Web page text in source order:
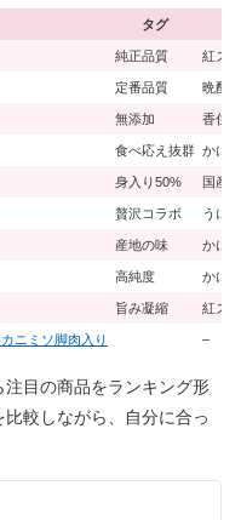
タグ
純正品質 紅ズ
定番品質 晩酌
無添加 香住
食べ応え抜群 かに
身入り50% 国産
贅沢コラボ うに
産地の味 かに
高純度 かに
旨み凝縮 紅ズ
ニミソ脚肉入り –
目の商品をランキング形
較しながら、自分に合っ